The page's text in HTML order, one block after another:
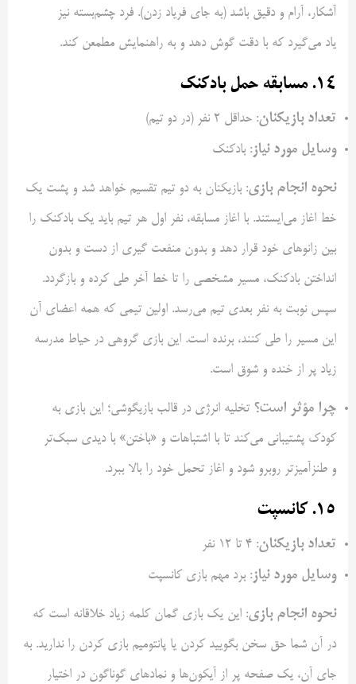
آشکار، آرام و دقیق باشد (به جای فریاد زدن). فرد چشم‌بسته نیز
یاد می‌گیرد که با دقت گوش دهد و به راهنمایش مطمعن کند.
۱۴. مسابقه حمل بادکنک
تعداد بازیکنان: حداقل ۲ نفر (در دو تیم)
وسایل مورد نیاز : بادکنک
نحوه انجام بازی: بازیکنان به دو تیم تقسیم خواهد شد و پشت یک
خط اغاز می‌ایستند. با اغاز مسابقه، نفر اول هر تیم باید یک بادکنک را
بین زانوهای خود قرار دهد و بدون منفعت گیری از دست و بدون
انداختن بادکنک، مسیر مشخصی را تا خط آخر طی کرده و بازگردد.
سپس نوبت به نفر بعدی تیم می‌رسد. اولین تیمی که همه اعضای آن
این مسیر را طی کنند، برنده است. این بازی گروهی در حیاط مدرسه
زیاد پر از خنده و شوق است.
چرا مؤثر است؟ تخلیه انرژی در قالب بازیگوشی؛ این بازی به
کودک پشتیبانی می‌کند تا با اشتباهات و «باختن» با دیدی سبک‌تر
و طنزآمیزتر روبرو شود و اغاز تحمل خود را بالا ببرد.
۱۵. کانسپت
تعداد بازیکنان: ۴ تا ۱۲ نفر
وسایل مورد نیاز : برد مهم بازی کانسپت
نحوه انجام بازی: این یک بازی گمان کلمه زیاد خلاقانه است که
در آن شما حق سخن بگویید کردن یا پانتومیم بازی کردن را ندارید. به
جای آن، یک صفحه پر از آیکون‌ها و نمادهای گوناگون در اختیار